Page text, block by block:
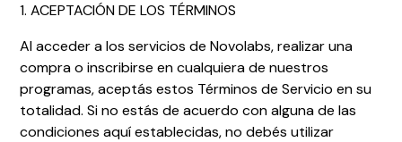
1. ACEPTACIÓN DE LOS TÉRMINOS
Al acceder a los servicios de Novolabs, realizar una
compra o inscribirse en cualquiera de nuestros
programas, aceptás estos Términos de Servicio en su
totalidad. Si no estás de acuerdo con alguna de las
condiciones aquí establecidas, no debés utilizar